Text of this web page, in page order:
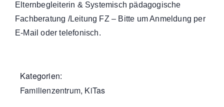
Elternbegleiterin & Systemisch pädagogische
Fachberatung /Leitung FZ – Bitte um Anmeldung per
E-Mail oder telefonisch.
Kategorien:
Familienzentrum, KiTas